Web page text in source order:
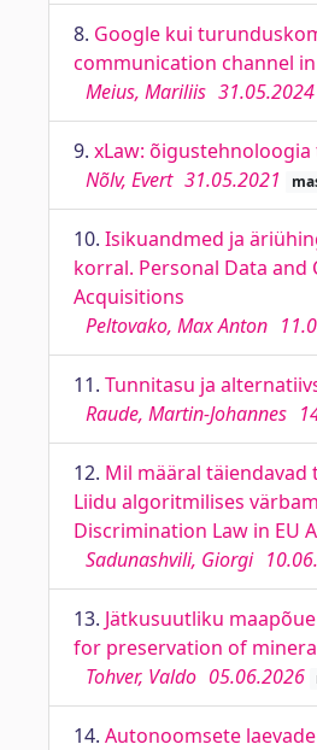
8. Google kui
communication channel
Meius, Mariliis 31.05.2024
9. xLaw:
Nõlv, Evert 31.05.2021
10. Isikuandmed ja
korral. Personal Data and
Acquisitions
Peltovako, Max Anton
11. Tunnitasu ja
Raude, Martin-Johannes
12. Mil määral
Liidu algoritmilises
Discrimination Law in EU
Sadunashvili, Giorgi
13. Jätkusuutliku
for preservation of
Tohver, Valdo 05.06.2026
14. Autonoomsete